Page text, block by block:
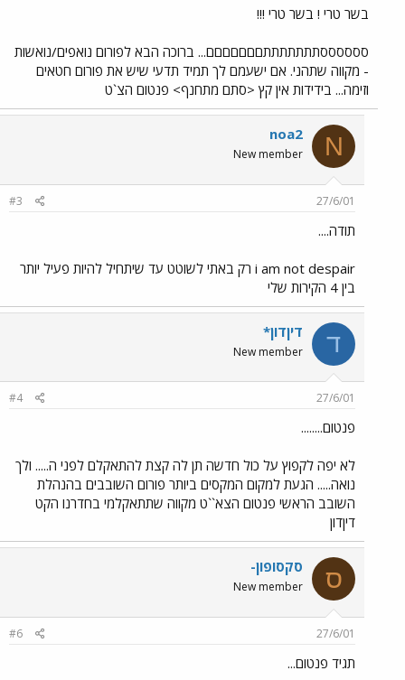
בשר טרי ! בשר טרי !!!
ססססססתתתתתתתםםםםםםם... ברוכה הבא לפורום נואפים/נואשות
- מקווה שתהני. אם ישעמם לך תמיד תדעי שיש את פורום חטאים
וזימה... בידידות אין קץ <סתם מתחנף> פנטום הצ`ט
N
noa2
New member
27/6/01
#3
תודה....
i am not despair רק באתי לשוטט עד שיתחיל להיות פעיל יותר
בין 4 הקירות שלי
ד דיןדון*
New member
27/6/01
#4
פנטום........
לא יפה לקפוץ על כול חדשה תן לה קצת להתאקלם לפני ה..... ולך
נואה..... הגעת למקום המקסים ביותר פורום השובבים בהנהלת
השובב הראשי פנטום הצא``ט מקווה שתתאקלמי בחדרנו הקט
דיןדון
ס סקסופון-
New member
27/6/01
#6
תגיד פנטום...